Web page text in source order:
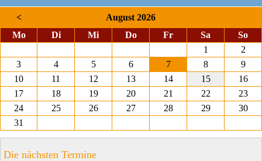
<
August 2026
Montag Dienstag Mittwoch Donnerstag
Freitag Sa So
1
2
3
4 5 6 7 8
9
10
11 12 13 14 15
16
17
18 19 20 21 22
23
24
25 26 27 28 29
30
31
Die nächsten Termine